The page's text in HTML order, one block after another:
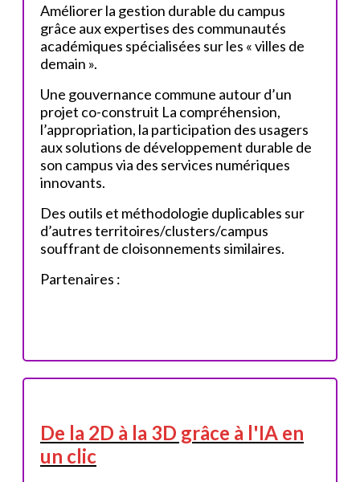
Améliorer la gestion durable du campus
grâce aux expertises des communautés
académiques spécialisées sur les « villes de
demain ».
Une gouvernance commune autour d’un
projet co-construit La compréhension,
l’appropriation, la participation des usagers
aux solutions de développement durable de
son campus via des services numériques
innovants.
Des outils et méthodologie duplicables sur
d’autres territoires/clusters/campus
souffrant de cloisonnements similaires.
Partenaires :
De la 2D à la 3D grâce à l'IA en
un clic